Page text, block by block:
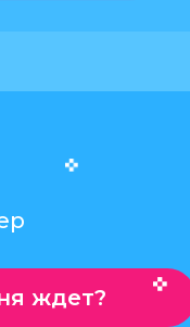
ждет?